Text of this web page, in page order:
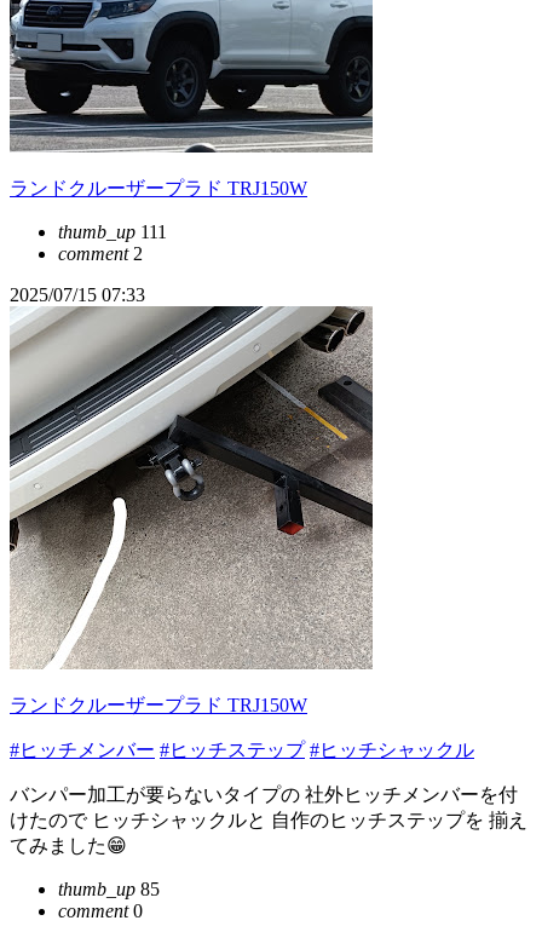
ランドクルーザープラド TRJ150W
thumb_up 111
comment2
2025/07/15 07:33
ランドクルーザープラド TRJ150W
#ヒッチメンバー #ヒッチステップ #ヒッチシャックル
バンパー加工が要らないタイプの 社外ヒッチメンバーを付
けたので ヒッチシャックルと 自作のヒッチステップを 揃え
てみました😁
thumb_up 85
comment0